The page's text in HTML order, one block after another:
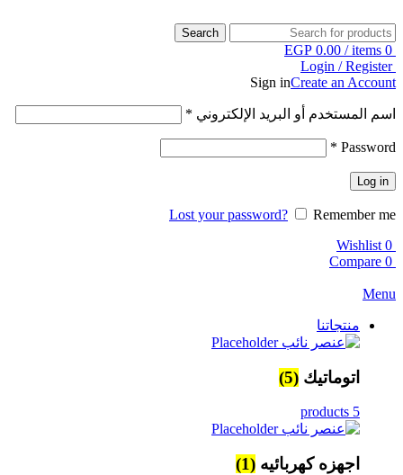
Search
0
items
/
EGP 0.00
Login / Register
Sign inCreate an Account
اسم المستخدم أو البريد الإلكتروني *
Password
*
Log in
Lost your password?
Remember me
0
Wishlist
0
Compare
Menu
منتجاتنا
اتوماتيك (5)
5 products
اجهزه كهربائيه (1)